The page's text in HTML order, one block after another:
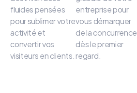
fluidespensées
pour sublimer votre
activité et
convertir vos
visiteurs en clients.
entreprisepour
vous démarquer
de la concurrence
dès le premier
regard.